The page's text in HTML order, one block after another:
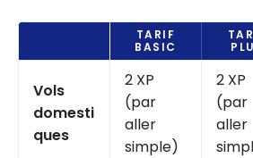
TARIF
BASIC
Vols
domesti
ques
2 XP
(par
aller
simple)
2 XP
(par
aller